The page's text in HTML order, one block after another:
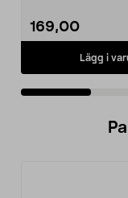
169,00
Lägg i